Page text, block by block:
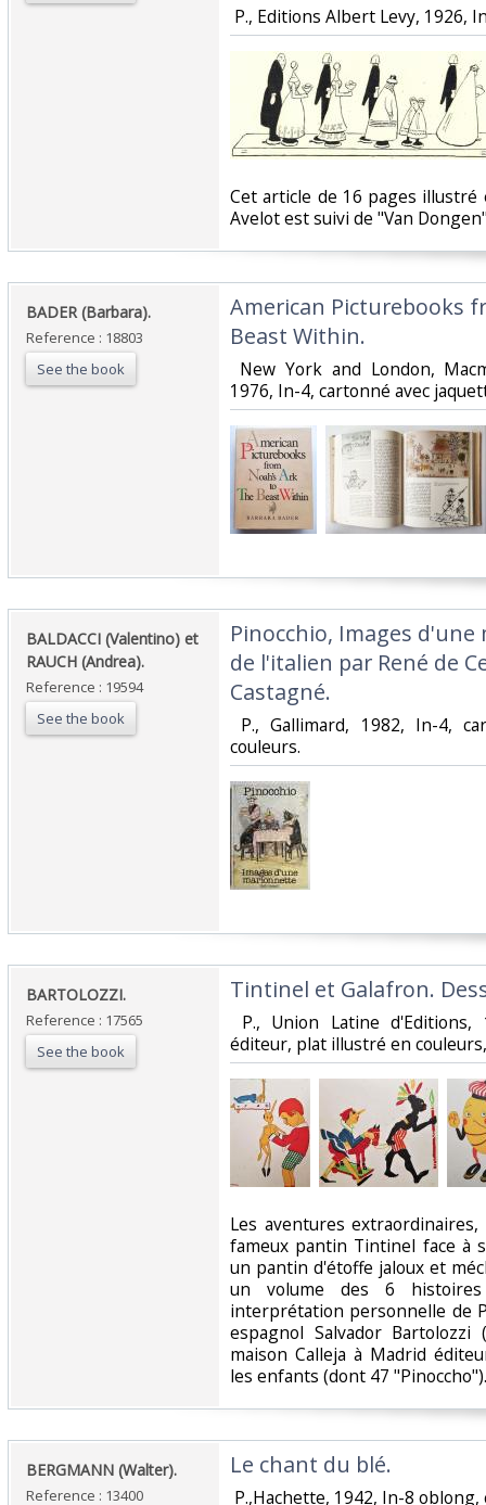
P., Editions Albert Levy, 1926,
‎Cet article de 16 pages
Avelot est suivi de "Van
‎BADER (Barbara). ‎
Reference : 18803
See the book
‎American Picturebooks
Beast Within. ‎
New York and London,
1976, In-4, cartonné avec
‎BALDACCI (Valentino) et
RAUCH (Andrea). ‎
Reference : 19594
See the book
‎Pinocchio, Images
de l'italien par René de
Castagné.‎
P., Gallimard, 1982, In-4,
couleurs. ‎
‎BARTOLOZZI.‎
Reference : 17565
See the book
‎Tintinel et Galafron.
P., Union Latine
éditeur, plat illustré en
‎Les aventures
fameux pantin Tintinel face à
un pantin d'étoffe jaloux et
un volume des 6 histoires
interprétation personnelle de
espagnol Salvador
maison Calleja à Madrid
les enfants (dont 47
‎BERGMANN (Walter). ‎
Reference : 13400
‎Le chant du blé. ‎
P.,Hachette, 1942, In-8